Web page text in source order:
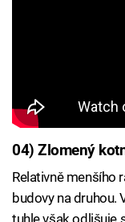
04) Zlomený
Relativně menšího
budovy na druhou.